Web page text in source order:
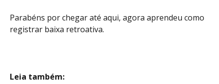
Parabéns por chegar até aqui, agora aprendeu como
registrar baixa retroativa.
Leia também: